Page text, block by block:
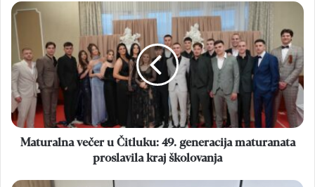
Maturalna
večer
Čitluku:
49.
generacija
maturanata
proslavila
kraj
školovanja
Maturalna večer u Čitluku: 49. generacija maturanata
proslavila kraj školovanja